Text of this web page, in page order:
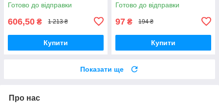
Готово до відправки
606,50 ₴ 1 213 ₴
Купити
Готово до відправки
97 ₴ 194 ₴
Купити
Показати ще
Про нас